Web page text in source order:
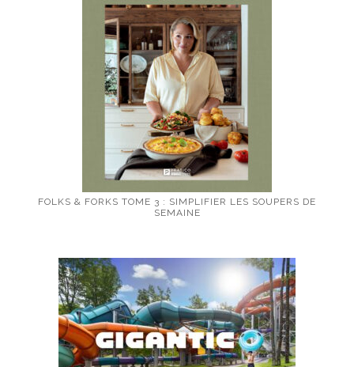
FOLKS & FORKS TOME 3 : SIMPLIFIER LES SOUPERS DE
SEMAINE